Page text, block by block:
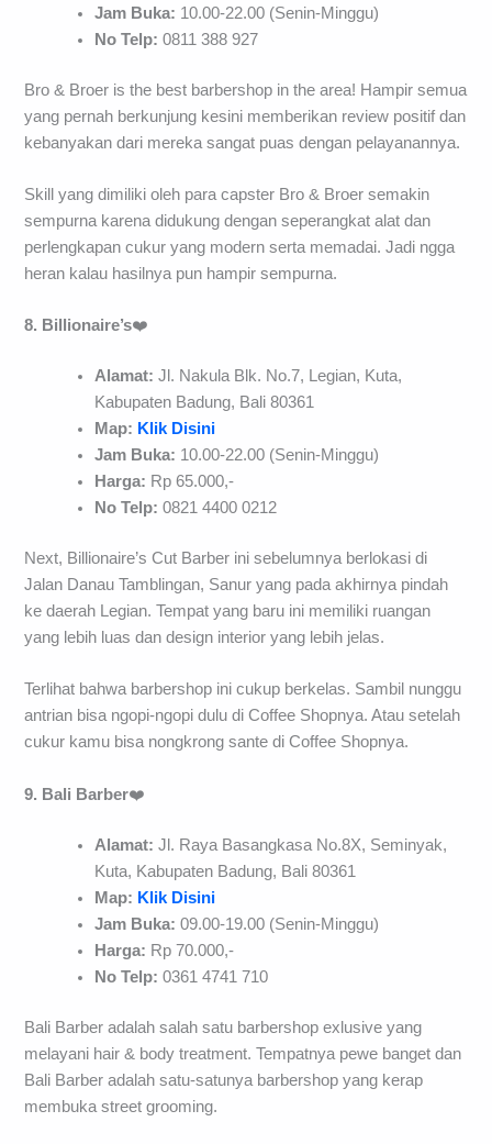
Jam Buka: 10.00-22.00 (Senin-Minggu)
No Telp:0811 388 927
Bro & Broer is the best barbershop in the area! Hampir semua
yang pernah berkunjung kesini memberikan review positif dan
kebanyakan dari mereka sangat puas dengan pelayanannya.
Skill yang dimiliki oleh para capster Bro & Broer semakin
sempurna karena didukung dengan seperangkat alat dan
perlengkapan cukur yang modern serta memadai. Jadi ngga
heran kalau hasilnya pun hampir sempurna.
8. Billionaire’s❤️
Alamat: Jl. Nakula Blk. No.7, Legian, Kuta,
Kabupaten Badung, Bali 80361
Map: Klik Disini
Jam Buka: 10.00-22.00 (Senin-Minggu)
Harga: Rp 65.000,-
No Telp:0821 4400 0212
Next, Billionaire’s Cut Barber ini sebelumnya berlokasi di
Jalan Danau Tamblingan, Sanur yang pada akhirnya pindah
ke daerah Legian. Tempat yang baru ini memiliki ruangan
yang lebih luas dan design interior yang lebih jelas.
Terlihat bahwa barbershop ini cukup berkelas. Sambil nunggu
antrian bisa ngopi-ngopi dulu di Coffee Shopnya. Atau setelah
cukur kamu bisa nongkrong sante di Coffee Shopnya.
9. Bali Barber❤️
Alamat: Jl. Raya Basangkasa No.8X, Seminyak,
Kuta, Kabupaten Badung, Bali 80361
Map: Klik Disini
Jam Buka: 09.00-19.00 (Senin-Minggu)
Harga: Rp 70.000,-
No Telp:0361 4741 710
Bali Barber adalah salah satu barbershop exlusive yang
melayani hair & body treatment. Tempatnya pewe banget dan
Bali Barber adalah satu-satunya barbershop yang kerap
membuka street grooming.